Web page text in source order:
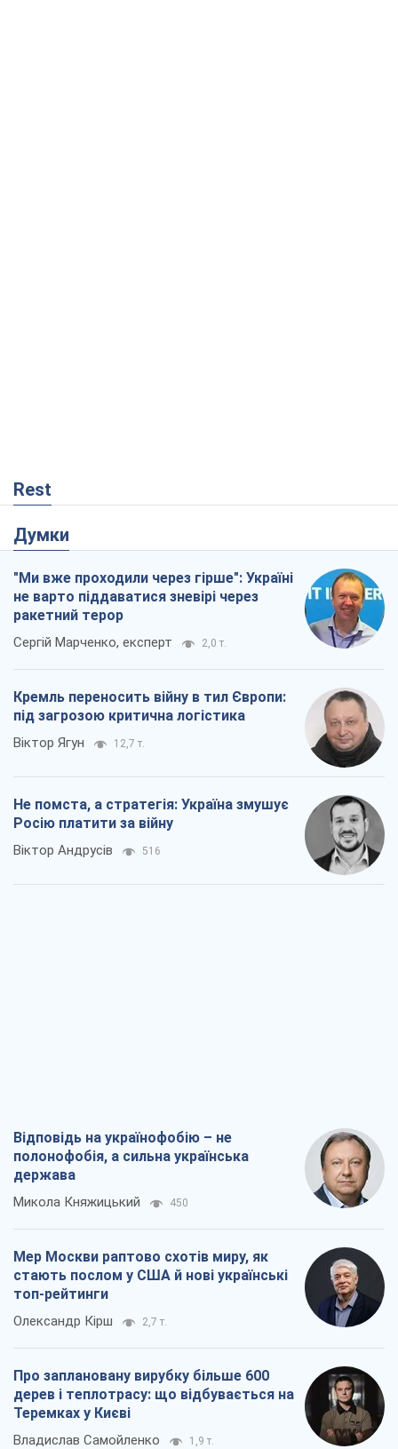
Rest
Думки
"Ми вже проходили через гірше": Україні
не варто піддаватися зневірі через
ракетний терор
Сергій Марченко, експерт 2,0 т.
Кремль переносить війну в тил Європи:
під загрозою критична логістика
Віктор Ягун 12,7 т.
Не помста, а стратегія: Україна змушує
Росію платити за війну
Віктор Андрусів 516
Відповідь на українофобію – не
полонофобія, а сильна українська
держава
Микола Княжицький 450
Мер Москви раптово схотів миру, як
стають послом у США й нові українські
топ-рейтинги
Олександр Кірш 2,7 т.
Про заплановану вирубку більше 600
дерев і теплотрасу: що відбувається на
Теремках у Києві
Владислав Самойленко 1,9 т.